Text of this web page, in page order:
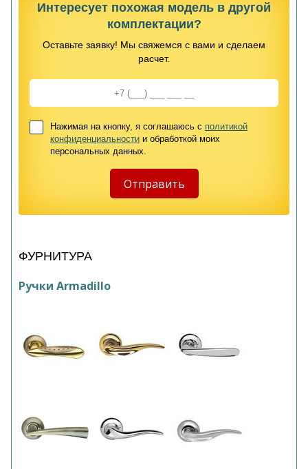
Интересует похожая модель в другой
комплектации?
Оставьте заявку! Мы свяжемся с вами и сделаем
расчет.
Нажимая на кнопку, я соглашаюсь с политикой
конфиденциальности и обработкой моих
персональных данных.
ФУРНИТУРА
Ручки Armadillo